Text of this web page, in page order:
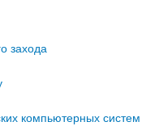
захода
компьютерных систем